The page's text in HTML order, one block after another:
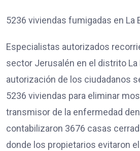
5236 viviendas fumigadas en La
Especialistas autorizados
sector Jerusalén en el distrito La
autorización de los ciudadanos
5236 viviendas para eliminar
transmisor de la enfermedad
contabilizaron 3676 casas
donde los propietarios evitaron